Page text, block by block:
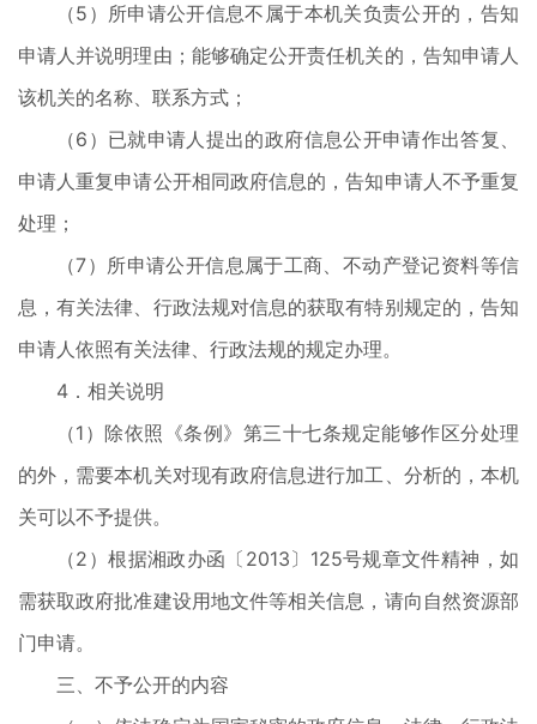
（5）所申请公开信息不属于本机关负责公开的，告知
申请人并说明理由；能够确定公开责任机关的，告知申请人
该机关的名称、联系方式；
（6）已就申请人提出的政府信息公开申请作出答复、
申请人重复申请公开相同政府信息的，告知申请人不予重复
处理；
（7）所申请公开信息属于工商、不动产登记资料等信
息，有关法律、行政法规对信息的获取有特别规定的，告知
申请人依照有关法律、行政法规的规定办理。
4．相关说明
（1）除依照《条例》第三十七条规定能够作区分处理
的外，需要本机关对现有政府信息进行加工、分析的，本机
关可以不予提供。
（2）根据湘政办函〔2013〕125号规章文件精神，如
需获取政府批准建设用地文件等相关信息，请向自然资源部
门申请。
三、不予公开的内容